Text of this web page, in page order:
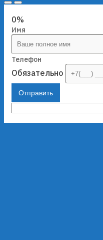
0%
Имя
Телефон
Обязательно
Отправить